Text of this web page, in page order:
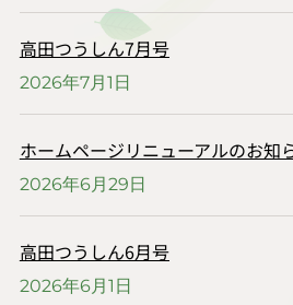
高田つうしん7月号
2026年7月1日
ホームページリニューアルのお知
2026年6月29日
高田つうしん6月号
2026年6月1日